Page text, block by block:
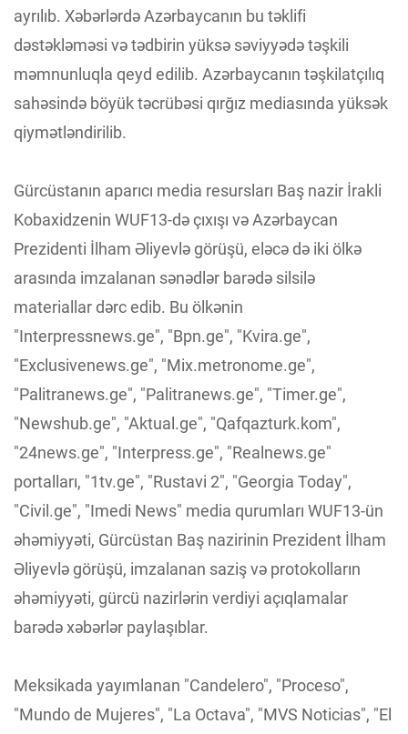
ayrılıb. Xəbərlərdə Azərbaycanın bu təklifi
dəstəkləməsi və tədbirin yüksə səviyyədə təşkili
məmnunluqla qeyd edilib. Azərbaycanın təşkilatçılıq
sahəsində böyük təcrübəsi qırğız mediasında yüksək
qiymətləndirilib.
Gürcüstanın aparıcı media resursları Baş nazir İrakli
Kobaxidzenin WUF13-də çıxışı və Azərbaycan
Prezidenti İlham Əliyevlə görüşü, eləcə də iki ölkə
arasında imzalanan sənədlər barədə silsilə
materiallar dərc edib. Bu ölkənin
"Interpressnews.ge", "Bpn.ge", "Kvira.ge",
"Exclusivenews.ge", "Mix.metronome.ge",
"Palitranews.ge", "Palitranews.ge", "Timer.ge",
"Newshub.ge", "Aktual.ge", "Qafqazturk.kom",
"24news.ge", "Interpress.ge", "Realnews.ge"
portalları, "1tv.ge", "Rustavi 2", "Georgia Today",
"Civil.ge", "Imedi News" media qurumları WUF13-ün
əhəmiyyəti, Gürcüstan Baş nazirinin Prezident İlham
Əliyevlə görüşü, imzalanan saziş və protokolların
əhəmiyyəti, gürcü nazirlərin verdiyi açıqlamalar
barədə xəbərlər paylaşıblar.
Meksikada yayımlanan "Candelero", "Proceso",
"Mundo de Mujeres", "La Octava", "MVS Noticias", "El